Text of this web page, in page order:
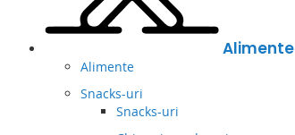
Alimente
Alimente
Snacks-uri
Snacks-uri